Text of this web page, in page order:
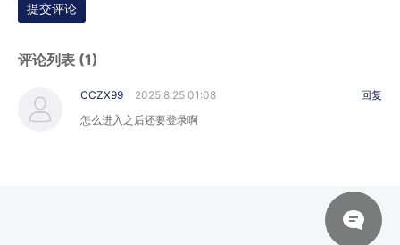
提交评论
评论列表 (1)
CCZX99
2025.8.25 01:08
怎么进入之后还要登录啊
回复